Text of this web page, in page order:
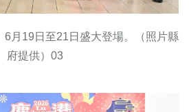
6月19日至21日盛大登場。（照片縣
府提供）03